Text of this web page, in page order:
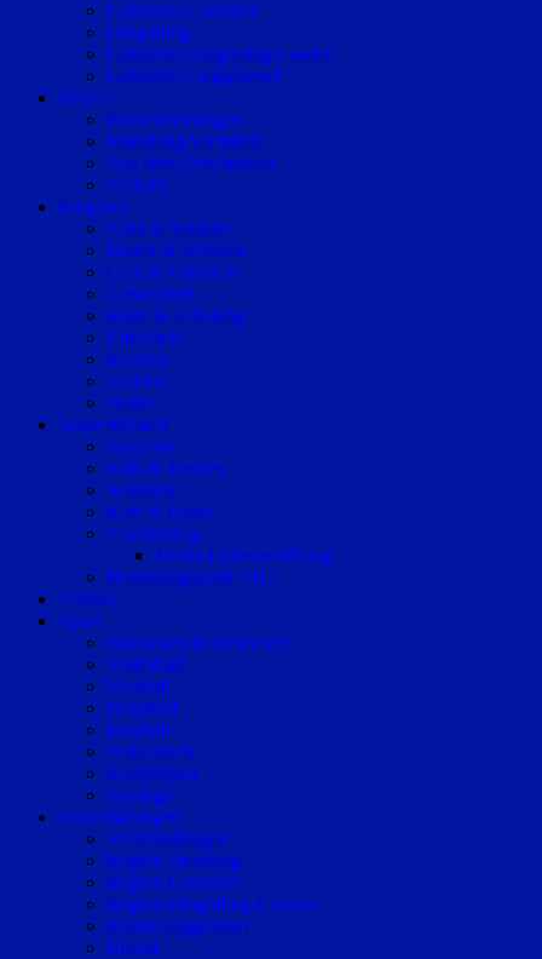
Landkreis Landshut
Dingolfing
Landkreis Dingolfing-Landau
Landkreis Deggendorf
Polizei
Polizeimeldungen
Fahndung/Vermisste
Aus dem Gerichtssaal
Verkehr
Ratgeber
Auto & Verkehr
Bauen & Wohnen
Geld & Finanzen
Gesundheit
Reise & Erholung
Life-Style
Karriere
Technik
Wetter
Sonderthemen
Podcasts
Kids & Teenies
Senioren
Katz & Hund
Valentinstag
Meine Liebeserklärung
Bundestagswahl 2017
Vereine
Sport
Eishockey/Inlinehockey
Volleyball
Fussball
Handball
Football
Trabrennen
Kampfsport
Sonstige
Veranstaltungen
Veranstaltungen
Region Straubing
Region Landshut
Region Dingolfing-Landau
Raum Deggendorf
Bluval